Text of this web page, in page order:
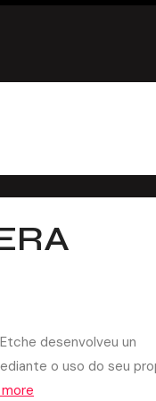
desenvolveu un
o uso do seu